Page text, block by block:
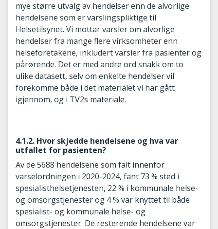
mye større utvalg av hendelser enn de alvorlige
hendelsene som er varslingspliktige til
Helsetilsynet. Vi mottar varsler om alvorlige
hendelser fra mange flere virksomheter enn
helseforetakene, inkludert varsler fra pasienter og
pårørende. Det er med andre ord snakk om to
ulike datasett, selv om enkelte hendelser vil
forekomme både i det materialet vi har gått
igjennom, og i TV2s materiale.
4.1.2. Hvor skjedde hendelsene og hva var
utfallet for pasienten?
Av de 5688 hendelsene som falt innenfor
varselordningen i 2020-2024, fant 73 % sted i
spesialisthelsetjenesten, 22 % i kommunale helse-
og omsorgstjenester og 4 % var knyttet til både
spesialist- og kommunale helse- og
omsorgstjenester. De resterende hendelsene var